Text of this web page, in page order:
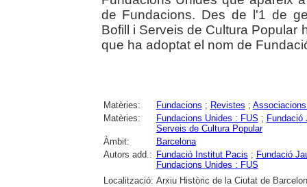
de Fundacions. Des de l'1 de
Bofill i Serveis de Cultura Popular
que ha adoptat el nom de
Matèries: Fundacions ; Revistes ;
Matèries:
Fundacions Unides : FUS ; Fundació
Serveis de Cultura Popular
Àmbit:
Barcelona
Autors add.: Fundació Institut Pacis ; Fundació
Fundacions Unides : FUS
Localització: Arxiu Històric de la Ciutat de